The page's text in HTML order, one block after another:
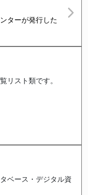
ターが発行した
リスト類です。
ベース・デジタル資